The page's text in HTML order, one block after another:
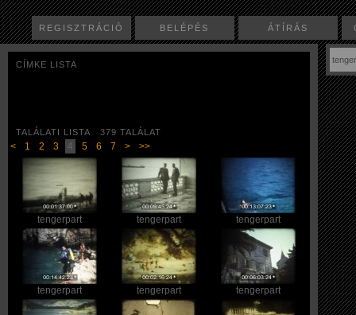
REGISZTRÁCIÓ BELÉPÉS ÁTÍRÁS
CÍMKE LISTA
TALÁLATI LISTA 379 TALÁLAT
< 1 2 3 4 5 6 7 > >>
tengerpart tengerpart tengerpart
tengerpart tengerpart tengerpart